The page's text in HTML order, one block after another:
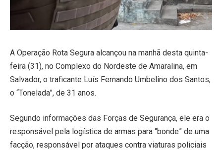
A Operação Rota Segura alcançou na manhã desta quinta-
feira (31), no Complexo do Nordeste de Amaralina, em
Salvador, o traficante Luís Fernando Umbelino dos Santos,
o “Tonelada”, de 31 anos.
Segundo informações das Forças de Segurança, ele era o
responsável pela logística de armas para “bonde” de uma
facção, responsável por ataques contra viaturas policiais